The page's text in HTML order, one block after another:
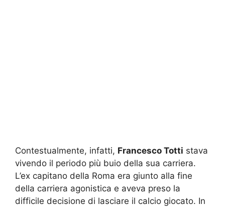
Contestualmente, infatti, Francesco Totti stava
vivendo il periodo più buio della sua carriera.
L’ex capitano della Roma era giunto alla fine
della carriera agonistica e aveva preso la
difficile decisione di lasciare il calcio giocato. In